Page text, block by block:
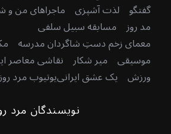
گفتگو لذت آشپزی ماجراهای من و
مد روز مسابقه سبیل سلفی
معمای زخم دستِ شاگردان مدرسه
موسیقی میر شکار نقاشی معاصر
ورزش یک عشق ایرانییوتیوب مرد
نویسندگان مرد